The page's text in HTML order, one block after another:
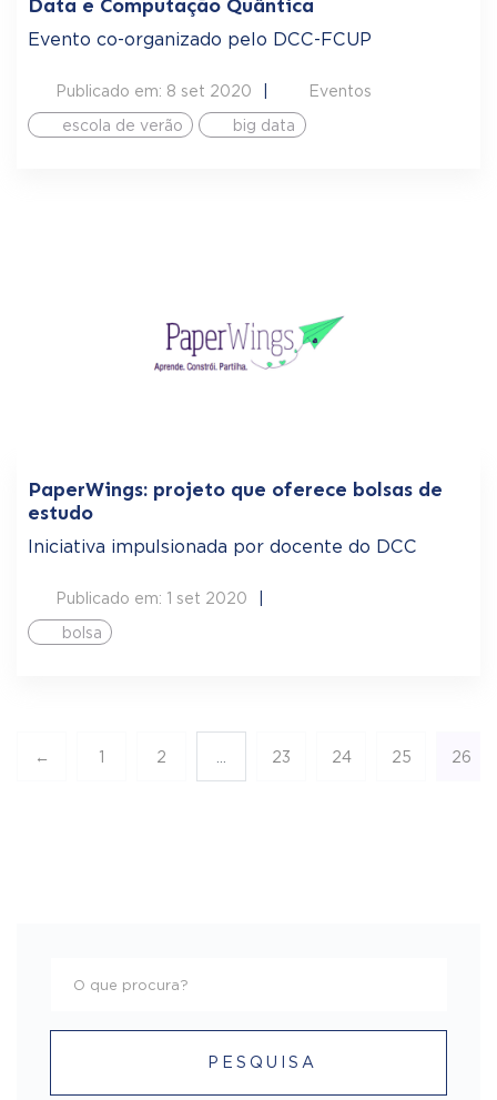
Data e Computação Quântica
Evento co-organizado pelo DCC-FCUP
Publicado em: 8 set 2020
Eventos
escola de verão
big data
PaperWings: projeto que oferece bolsas de
estudo
Iniciativa impulsionada por docente do DCC
Publicado em: 1 set 2020
bolsa
← 1 2 23 24 25 26
PESQUISA